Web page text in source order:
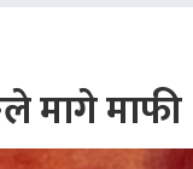
मागे माफी